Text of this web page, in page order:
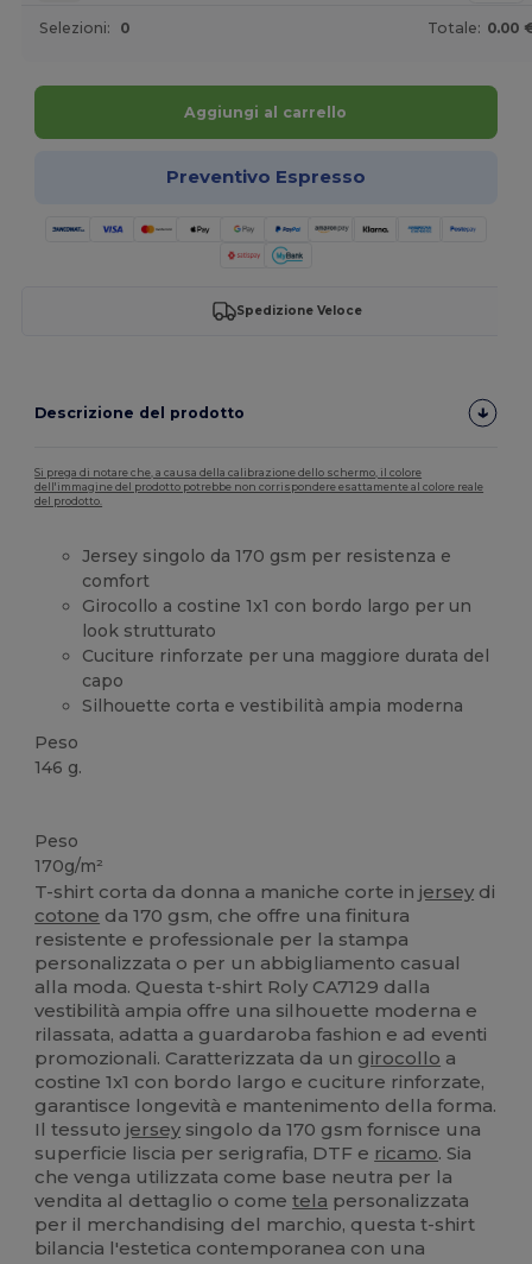
Selezioni: 0 Totale: 0.00
Aggiungi al carrello
Preventivo Espresso
Spedizione Veloce
Descrizione del prodotto
Si prega di notare che, a causa della calibrazione dello schermo, il colore
dell'immagine del prodotto potrebbe non corrispondere esattamente al colore reale
del prodotto.
Jersey singolo da 170 gsm per resistenza e
comfort
Girocollo a costine 1x1 con bordo largo per un
look strutturato
Cuciture rinforzate per una maggiore durata del
capo
Silhouette corta e vestibilità ampia moderna
Peso
146 g.
Peso
170g/m²
T-shirt corta da donna a maniche corte injersey di
cotone da 170 gsm, che offre una finitura
resistente e professionale per la stampa
personalizzata o per un abbigliamento casual
alla moda. Questa t-shirt Roly CA7129 dalla
vestibilità ampia offre una silhouette moderna e
rilassata, adatta a guardaroba fashion e ad eventi
promozionali. Caratterizzata da un girocollo a
costine 1x1 con bordo largo e cuciture rinforzate,
garantisce longevità e mantenimento della forma.
Il tessutojersey singolo da 170 gsm fornisce una
superficie liscia per serigrafia, DTF e ricamo. Sia
che venga utilizzata come base neutra per la
vendita al dettaglio o cometela personalizzata
per il merchandising del marchio, questa t-shirt
bilancia l'estetica contemporanea con una